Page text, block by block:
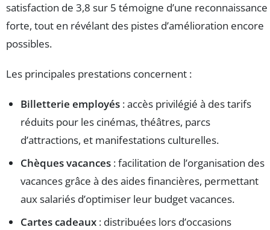
satisfaction de 3,8 sur 5 témoigne d’une reconnaissance
forte, tout en révélant des pistes d’amélioration encore
possibles.
Les principales prestations concernent :
Billetterie employés : accès privilégié à des tarifs
réduits pour les cinémas, théâtres, parcs
d’attractions, et manifestations culturelles.
Chèques vacances : facilitation de l’organisation des
vacances grâce à des aides financières, permettant
aux salariés d’optimiser leur budget vacances.
Cartes cadeaux : distribuées lors d’occasions